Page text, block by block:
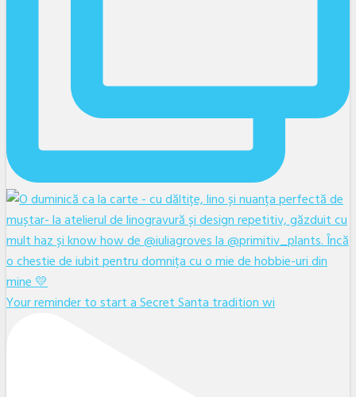
Your reminder to start a Secret Santa tradition wi